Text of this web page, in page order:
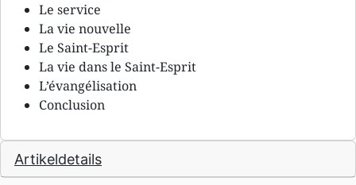
Le service
La vie nouvelle
Le Saint-Esprit
La vie dans le Saint-Esprit
L’évangélisation
Conclusion
Artikeldetails